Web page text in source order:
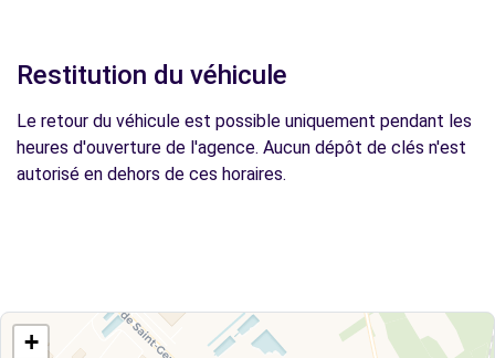
Restitution du véhicule
Le retour du véhicule est possible uniquement pendant les
heures d'ouverture de l'agence. Aucun dépôt de clés n'est
autorisé en dehors de ces horaires.
+